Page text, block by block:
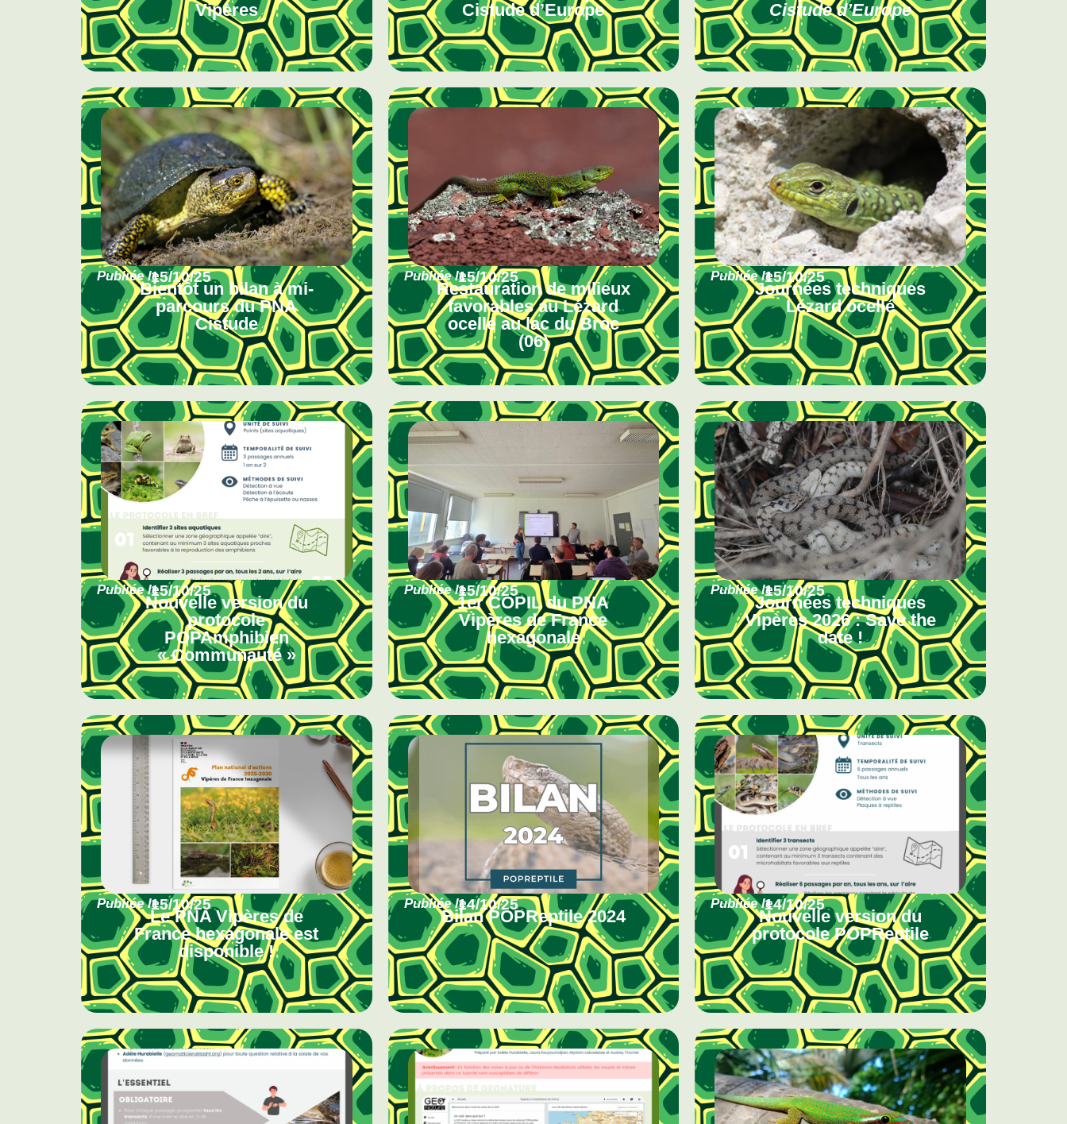
Vipères
Cistude d’Europe
Cistude d’Europe
Publiée le15/10/25
Bientôt un bilan à mi-
parcours du PNA
Cistude
Publiée le15/10/25
Restauration de milieux
favorables au Lézard
ocellé au lac du Broc
(06)
Publiée le15/10/25
Journées techniques
Lézard ocellé
Publiée le15/10/25
Nouvelle version du
protocole
POPAmphibien
« Communauté »
Publiée le15/10/25
1er COPIL du PNA
Vipères de France
hexagonale
Publiée le15/10/25
Journées techniques
Vipères 2026 : Save the
date !
Publiée le15/10/25
Le PNA Vipères de
France hexagonale est
disponible !
Publiée le14/10/25
Bilan POPReptile 2024
Publiée le14/10/25
Nouvelle version du
protocole POPReptile